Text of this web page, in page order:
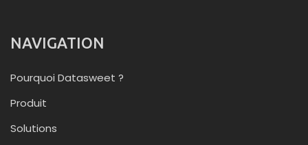
NAVIGATION
Pourquoi Datasweet ?
Produit
Solutions